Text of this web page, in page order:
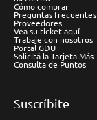
Cómo comprar
Preguntas frecuentes
Proveedores
Vea su ticket aquí
Trabaje con nosotros
Portal GDU
Solicitá la Tarjeta Más
Consulta de Puntos
Suscríbite